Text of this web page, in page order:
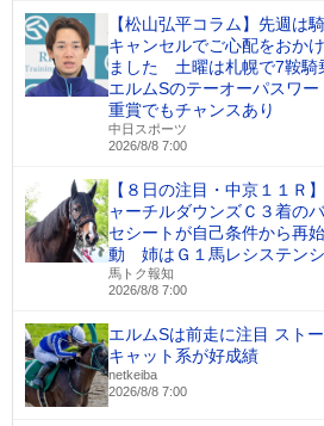
【松山弘平コラム】先週は
キャンセルでご心配をおか
ました 土曜は札幌で7鞍
エルムSのテーオーパスワー
重賞でもチャンスあり
中日スポーツ
2026/8/8 7:00
【８日の注目・中京１１Ｒ
ャーチルダウンズＣ３着の
セシートが自己条件から再始
動 姉はＧ１馬レシステン
馬トク報知
2026/8/8 7:00
エルムSは前走に注目 スト
キャット系が好成績
netkeiba
2026/8/8 7:00